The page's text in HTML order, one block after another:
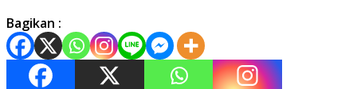
Bagikan :